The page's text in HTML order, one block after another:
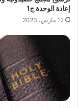
إعادة الوحدة ج1
12 مارس، 2023